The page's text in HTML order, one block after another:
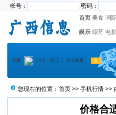
帐号： 密码：
首页 美食 国
娱乐 综艺 电
您现在的位置： 首页 >> 手机行情 >>
价格合